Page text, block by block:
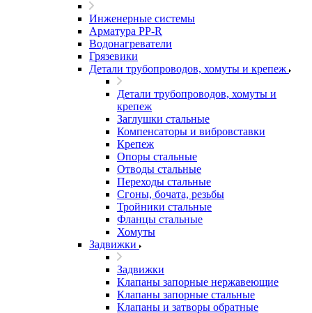
Инженерные системы
Арматура PP-R
Водонагреватели
Грязевики
Детали трубопроводов, хомуты и крепеж
Детали трубопроводов, хомуты и
крепеж
Заглушки стальные
Компенсаторы и вибровставки
Крепеж
Опоры стальные
Отводы стальные
Переходы стальные
Сгоны, бочата, резьбы
Тройники стальные
Фланцы стальные
Хомуты
Задвижки
Задвижки
Клапаны запорные нержавеющие
Клапаны запорные стальные
Клапаны и затворы обратные